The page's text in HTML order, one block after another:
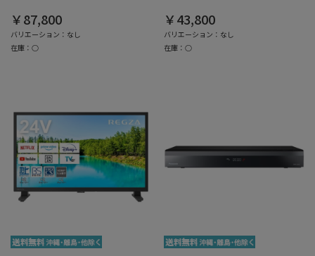
￥87,800
バリエーション：なし
在庫：○
￥43,800
バリエーション：なし
在庫：○